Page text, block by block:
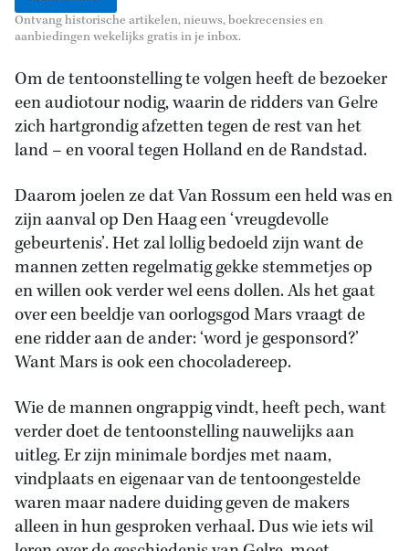
Ontvang historische artikelen, nieuws, boekrecensies en
aanbiedingen wekelijks gratis in je inbox.
Om de tentoonstelling te volgen heeft de bezoeker
een audiotour nodig, waarin de ridders van Gelre
zich hartgrondig afzetten tegen de rest van het
land – en vooral tegen Holland en de Randstad.
Daarom joelen ze dat Van Rossum een held was en
zijn aanval op Den Haag een ‘vreugdevolle
gebeurtenis’. Het zal lollig bedoeld zijn want de
mannen zetten regelmatig gekke stemmetjes op
en willen ook verder wel eens dollen. Als het gaat
over een beeldje van oorlogsgod Mars vraagt de
ene ridder aan de ander: ‘word je gesponsord?’
Want Mars is ook een chocoladereep.
Wie de mannen ongrappig vindt, heeft pech, want
verder doet de tentoonstelling nauwelijks aan
uitleg. Er zijn minimale bordjes met naam,
vindplaats en eigenaar van de tentoongestelde
waren maar nadere duiding geven de makers
alleen in hun gesproken verhaal. Dus wie iets wil